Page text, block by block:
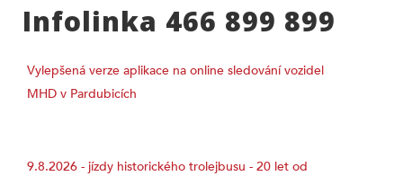
Infolinka 466 899 899
Vylepšená verze aplikace na online sledování vozidel
MHD v Pardubicích
9.8.2026 - jízdy historického trolejbusu - 20 let od